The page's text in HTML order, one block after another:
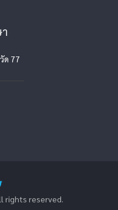
ด 77
rights reserved.